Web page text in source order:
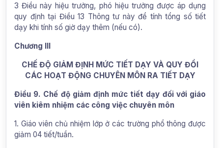
3 Điều này hiệu trưởng, phó hiệu trưởng được áp dụng
quy định tại Điều 13 Thông tư này để tính tổng số tiết
dạy khi tính số giờ dạy thêm (nếu có).
Chương III
CHẾ ĐỘ GIẢM ĐỊNH MỨC TIẾT DẠY VÀ QUY ĐỔI
CÁC HOẠT ĐỘNG CHUYÊN MÔN RA TIẾT DẠY
Điều 9. Chế độ giảm định mức tiết dạy đối với giáo
viên kiêm nhiệm các công việc chuyên môn
1. Giáo viên chủ nhiệm lớp ở các trường phổ thông được
giảm 04 tiết/tuần.